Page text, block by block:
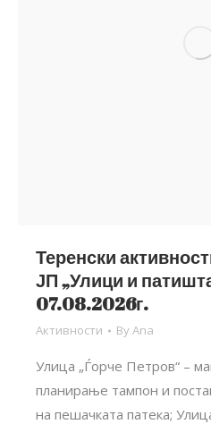
Теренски
ЈП „Улици и
07.08.2026г.
Активности By Ana
Улица „Ѓорче Петров“ –
планирање тампон и
на пешачката патека;